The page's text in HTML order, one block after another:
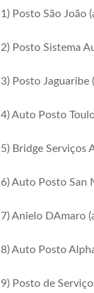
1) Posto São João
2) Posto Sistema
3) Posto Jaguaribe
4) Auto Posto
5) Bridge Serviços
6) Auto Posto San
7) Anielo DAmaro
8) Auto Posto
9) Posto de